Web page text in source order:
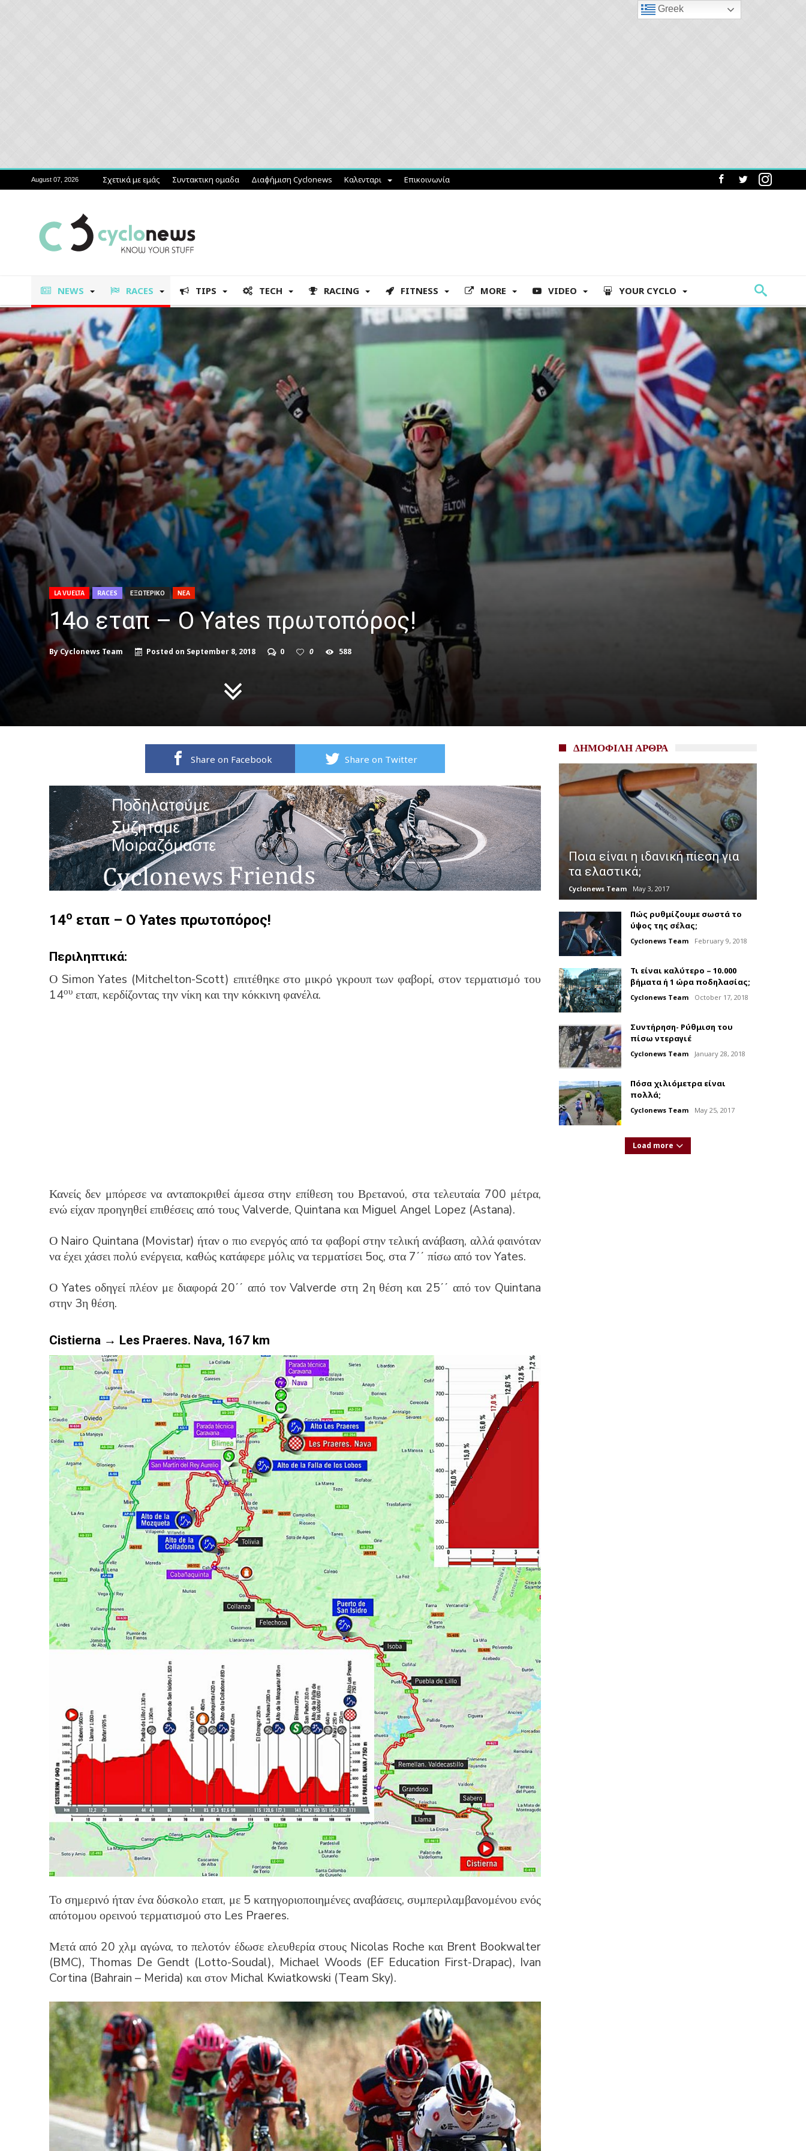
August 07, 2026 Σχετικά με εμάς Συντακτικη ομαδα Διαφήμιση Cyclonews Καλενταρι Επικοινωνία
NEWS RACES TIPS TECH RACING FITNESS MORE VIDEO YOUR CYCLO
LA VUELTA RACES ΕΞΩΤΕΡΙΚΟ ΝΕΑ
14ο εταπ – Ο Yates πρωτοπόρος!
ByCyclonews Team Posted on September 8, 2018 0 0 588
Share on Facebook Share on Twitter
14ο εταπ – Ο Yates πρωτοπόρος!
Περιληπτικά:
Ο Simon Yates (Mitchelton-Scott) επιτέθηκε στο μικρό γκρουπ των φαβορί, στον τερματισμό του
14ου εταπ, κερδίζοντας την νίκη και την κόκκινη φανέλα.
Κανείς δεν μπόρεσε να ανταποκριθεί άμεσα στην επίθεση του Βρετανού, στα τελευταία 700 μέτρα,
ενώ είχαν προηγηθεί επιθέσεις από τους Valverde, Quintana και Miguel Angel Lopez (Astana).
Ο Nairo Quintana (Movistar) ήταν ο πιο ενεργός από τα φαβορί στην τελική ανάβαση, αλλά φαινόταν
να έχει χάσει πολύ ενέργεια, καθώς κατάφερε μόλις να τερματίσει 5ος, στα 7΄΄ πίσω από τον Yates.
Ο Yates οδηγεί πλέον με διαφορά 20΄΄ από τον Valverde στη 2η θέση και 25΄΄ από τον Quintana
στην 3η θέση.
Cistierna → Les Praeres. Nava, 167 km
Το σημερινό ήταν ένα δύσκολο εταπ, με 5 κατηγοριοποιημένες αναβάσεις, συμπεριλαμβανομένου ενός
απότομου ορεινού τερματισμού στο Les Praeres.
Μετά από 20 χλμ αγώνα, το πελοτόν έδωσε ελευθερία στους Nicolas Roche και Brent Bookwalter
(BMC), Thomas De Gendt (Lotto-Soudal), Michael Woods (EF Education First-Drapac), Ivan
Cortina (Bahrain – Merida) και στον Michal Kwiatkowski (Team Sky).
ΔΗΜΟΦΙΛΗ ΑΡΘΡΑ
Ποια είναι η ιδανική πίεση για
τα ελαστικά;
Cyclonews Team May 3, 2017
Πώς ρυθμίζουμε σωστά το
ύψος της σέλας;
Cyclonews Team February 9, 2018
Τι είναι καλύτερο – 10.000
βήματα ή 1 ώρα ποδηλασίας;
Cyclonews Team October 17, 2018
Συντήρηση- Ρύθμιση του
πίσω ντεραγιέ
Cyclonews Team January 28, 2018
Πόσα χιλιόμετρα είναι
πολλά;
Cyclonews Team May 25, 2017
Load more
Greek